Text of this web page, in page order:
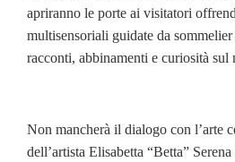
apriranno le porte ai visitatori
multisensoriali guidate da
racconti, abbinamenti e curiosità sul
Non mancherà il dialogo con l’arte
dell’artista Elisabetta “Betta”